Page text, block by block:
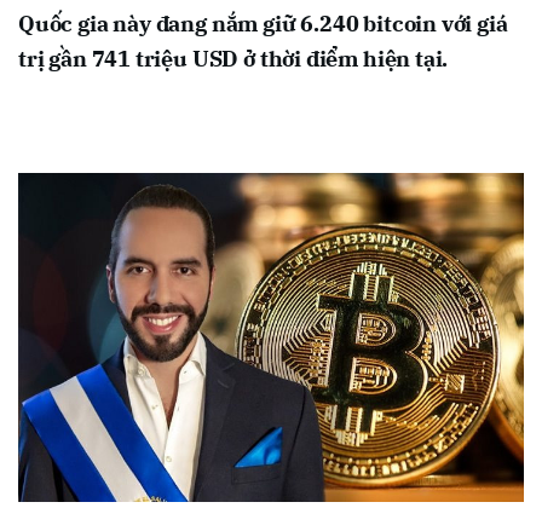
Quốc gia này đang nắm giữ 6.240 bitcoin với giá
trị gần 741 triệu USD ở thời điểm hiện tại.